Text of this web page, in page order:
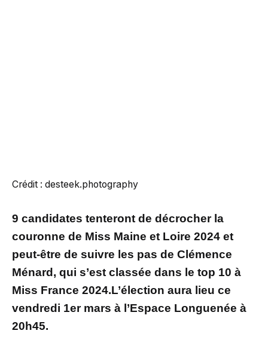
Crédit : desteek.photography
9 candidates tenteront de décrocher la
couronne de Miss Maine et Loire 2024 et
peut-être de suivre les pas de Clémence
Ménard, qui s’est classée dans le top 10 à
Miss France 2024.L’élection aura lieu ce
vendredi 1er mars à l’Espace Longuenée à
20h45.